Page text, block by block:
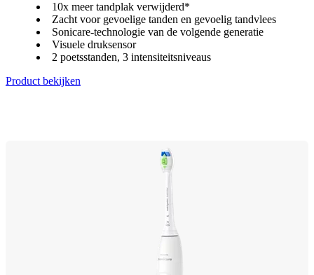
10x meer tandplak verwijderd*
Zacht voor gevoelige tanden en gevoelig tandvlees
Sonicare-technologie van de volgende generatie
Visuele druksensor
2 poetsstanden, 3 intensiteitsniveaus
Product bekijken